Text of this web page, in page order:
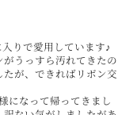
りで愛用しています♪
うっすら汚れてきたの
が、できればリボン交
になって帰ってきまし